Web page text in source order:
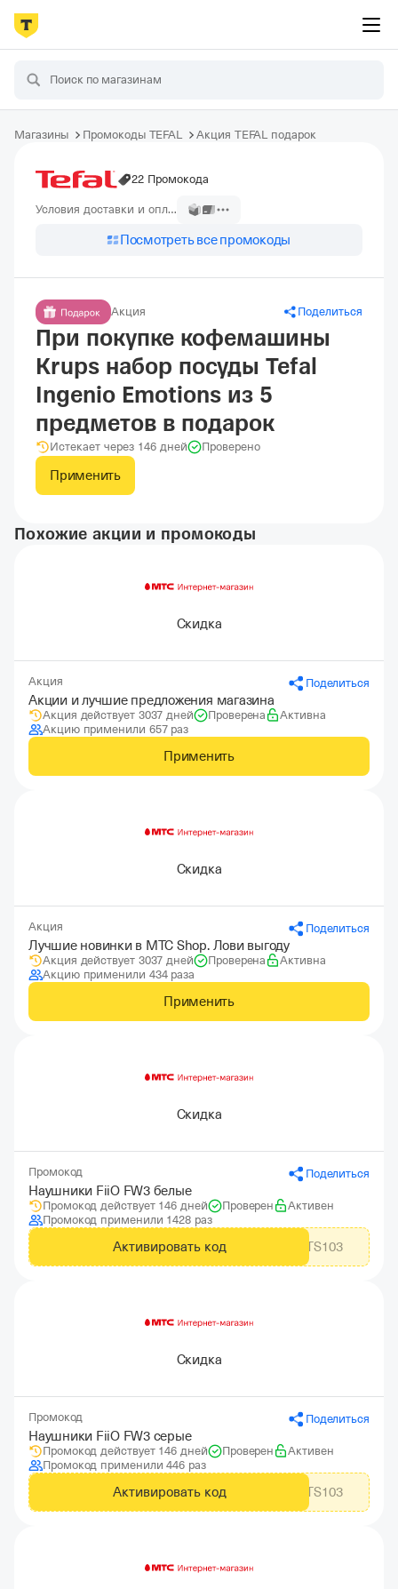
Магазины Промокоды TEFAL Акция TEFAL подарок
22 Промокода
Условия доставки и оплаты
Посмотреть все промокоды
Акция Поделиться
При покупке кофемашины
Krups набор посуды Tefal
Ingenio Emotions из 5
предметов в подарок
Истекает через 146 дней Проверено
Применить
Похожие акции и промокоды
Скидка
Акция Поделиться
Акции и лучшие предложения магазина
Акция действует 3037 дней Проверена
Активна
Акцию применили 657 раз
Применить
Скидка
Акция Поделиться
Лучшие новинки в МТС Shop. Лови выгоду
Акция действует 3037 дней Проверена
Активна
Акцию применили 434 раза
Применить
Скидка
Промокод Поделиться
Наушники FiiO FW3 белые
Промокод действует 146 дней Проверен
Активен
Промокод применили 1428 раз
Активировать код MTS103
Скидка
Промокод Поделиться
Наушники FiiO FW3 серые
Промокод действует 146 дней Проверен
Активен
Промокод применили 446 раз
Активировать код MTS103